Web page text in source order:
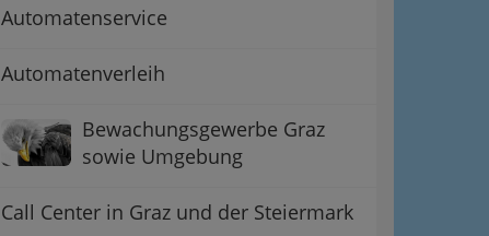
Automatenservice
Automatenverleih
Bewachungsgewerbe Graz
sowie Umgebung
Call Center in Graz und der Steiermark